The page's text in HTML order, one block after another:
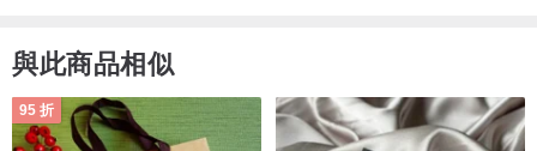
與此商品相似
95 折